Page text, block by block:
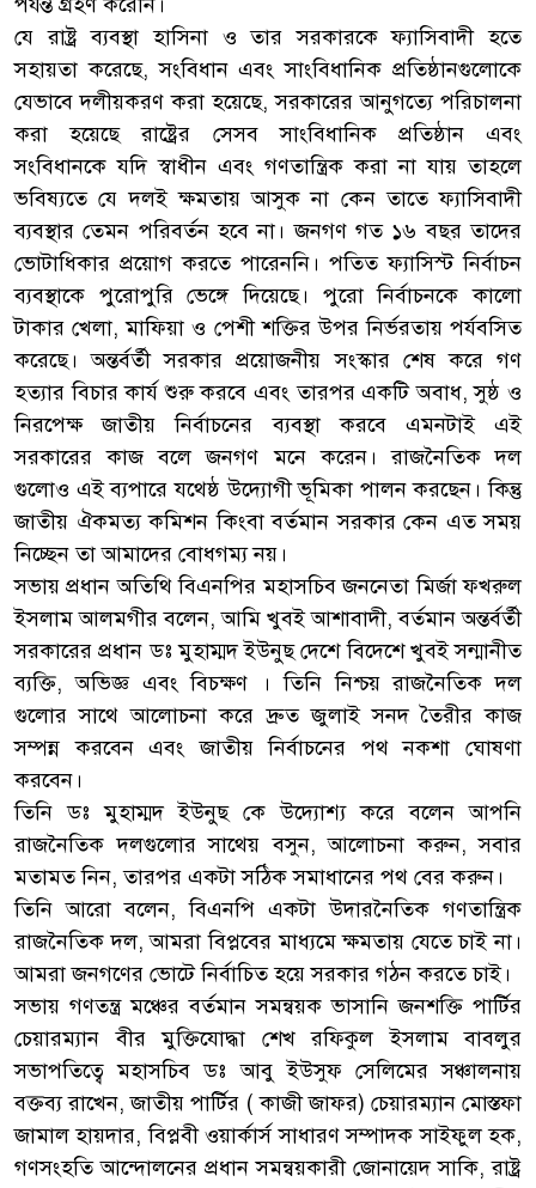
যে রাষ্ট্র ব্যবস্থা হাসিনা ও তার সরকারকে ফ্যাসিবাদী হতে
সহায়তা করেছে, সংবিধান এবং সাংবিধানিক প্রতিষ্ঠানগুলোকে
যেভাবে দলীয়করণ করা হয়েছে, সরকারের আনুগত্যে পরিচালনা
করা হয়েছে রাষ্ট্রের সেসব সাংবিধানিক প্রতিষ্ঠান এবং
সংবিধানকে যদি স্বাধীন এবং গণতান্ত্রিক করা না যায় তাহলে
ভবিষ্যতে যে দলই ক্ষমতায় আসুক না কেন তাতে ফ্যাসিবাদী
ব্যবস্থার তেমন পরিবর্তন হবে না। জনগণ গত ১৬ বছর তাদের
ভোটাধিকার প্রয়োগ করতে পারেননি। পতিত ফ্যাসিস্ট নির্বাচন
ব্যবস্থাকে পুরোপুরি ভেঙ্গে দিয়েছে। পুরো নির্বাচনকে কালো
টাকার খেলা, মাফিয়া ও পেশী শক্তির উপর নির্ভরতায় পর্যবসিত
করেছে। অন্তর্বর্তী সরকার প্রয়োজনীয় সংস্কার শেষ করে গণ
হত্যার বিচার কার্য শুরু করবে এবং তারপর একটি অবাধ, সুষ্ঠ ও
নিরপেক্ষ জাতীয় নির্বাচনের ব্যবস্থা করবে এমনটাই এই
সরকারের কাজ বলে জনগণ মনে করেন। রাজনৈতিক দল
গুলোও এই ব্যপারে যথেষ্ঠ উদ্যোগী ভূমিকা পালন করছেন। কিন্তু
জাতীয় ঐকমত্য কমিশন কিংবা বর্তমান সরকার কেন এত সময়
নিচ্ছেন তা আমাদের বোধগম্য নয়।
সভায় প্রধান অতিথি বিএনপির মহাসচিব জননেতা মির্জা ফখরুল
ইসলাম আলমগীর বলেন, আমি খুবই আশাবাদী, বর্তমান অন্তর্বর্তী
সরকারের প্রধান ডঃ মুহাম্মদ ইউনুছ দেশে বিদেশে খুবই সন্মানীত
ব্যক্তি, অভিজ্ঞ এবং বিচক্ষণ । তিনি নিশ্চয় রাজনৈতিক দল
গুলোর সাথে আলোচনা করে দ্রুত জুলাই সনদ তৈরীর কাজ
সম্পন্ন করবেন এবং জাতীয় নির্বাচনের পথ নকশা ঘোষণা
করবেন।
তিনি ডঃ মুহাম্মদ ইউনুছ কে উদ্যোশ্য করে বলেন আপনি
রাজনৈতিক দলগুলোর সাথেয় বসুন, আলোচনা করুন, সবার
মতামত নিন, তারপর একটা সঠিক সমাধানের পথ বের করুন।
তিনি আরো বলেন, বিএনপি একটা উদারনৈতিক গণতান্ত্রিক
রাজনৈতিক দল, আমরা বিপ্লবের মাধ্যমে ক্ষমতায় যেতে চাই না।
আমরা জনগণের ভোটে নির্বাচিত হয়ে সরকার গঠন করতে চাই।
সভায় গণতন্ত্র মঞ্চের বর্তমান সমন্বয়ক ভাসানি জনশক্তি পার্টির
চেয়ারম্যান বীর মুক্তিযোদ্ধা শেখ রফিকুল ইসলাম বাবলুর
সভাপতিত্বে মহাসচিব ডঃ আবু ইউসুফ সেলিমের সঞ্চালনায়
বক্তব্য রাখেন, জাতীয় পার্টির ( কাজী জাফর) চেয়ারম্যান মোস্তফা
জামাল হায়দার, বিপ্লবী ওয়ার্কার্স সাধারণ সম্পাদক সাইফুল হক,
গণসংহতি আন্দোলনের প্রধান সমন্বয়কারী জোনায়েদ সাকি, রাষ্ট্র